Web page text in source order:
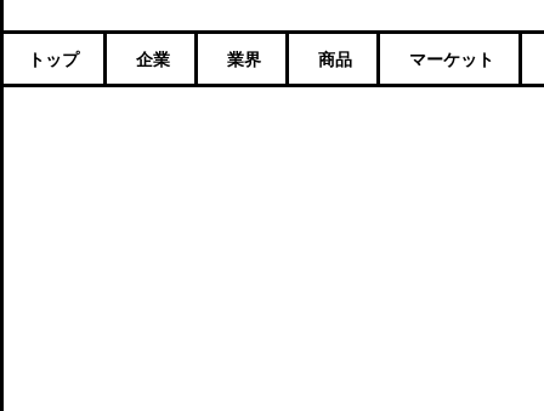
トップ 企業 業界 商品 マーケット